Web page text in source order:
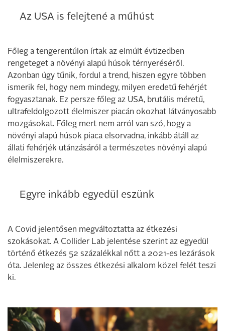
Az USA is felejtené a műhúst
Főleg a tengerentúlon írtak az elmúlt évtizedben
rengeteget a növényi alapú húsok térnyeréséről.
Azonban úgy tűnik, fordul a trend, hiszen egyre többen
ismerik fel, hogy nem mindegy, milyen eredetű fehérjét
fogyasztanak. Ez persze főleg az USA, brutális méretű,
ultrafeldolgozott élelmiszer piacán okozhat látványosabb
mozgásokat. Főleg mert nem arról van szó, hogy a
növényi alapú húsok piaca elsorvadna, inkább átáll az
állati fehérjék utánzásáról a természetes növényi alapú
élelmiszerekre.
Egyre inkább egyedül eszünk
A Covid jelentősen megváltoztatta az étkezési
szokásokat. A Collider Lab jelentése szerint az egyedül
történő étkezés 52 százalékkal nőtt a 2021-es lezárások
óta. Jelenleg az összes étkezési alkalom közel felét teszi
ki.